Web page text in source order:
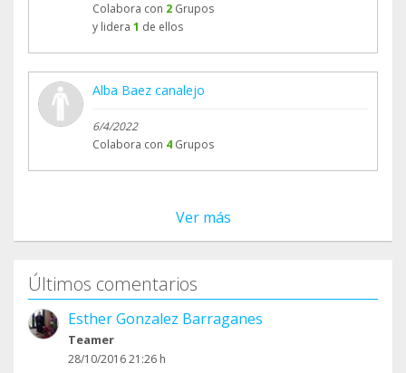
Colabora con 2 Grupos
y lidera 1 de ellos
Alba Baez canalejo
6/4/2022
Colabora con 4 Grupos
Ver más
Últimos comentarios
Esther Gonzalez Barraganes
Teamer
28/10/2016 21:26 h